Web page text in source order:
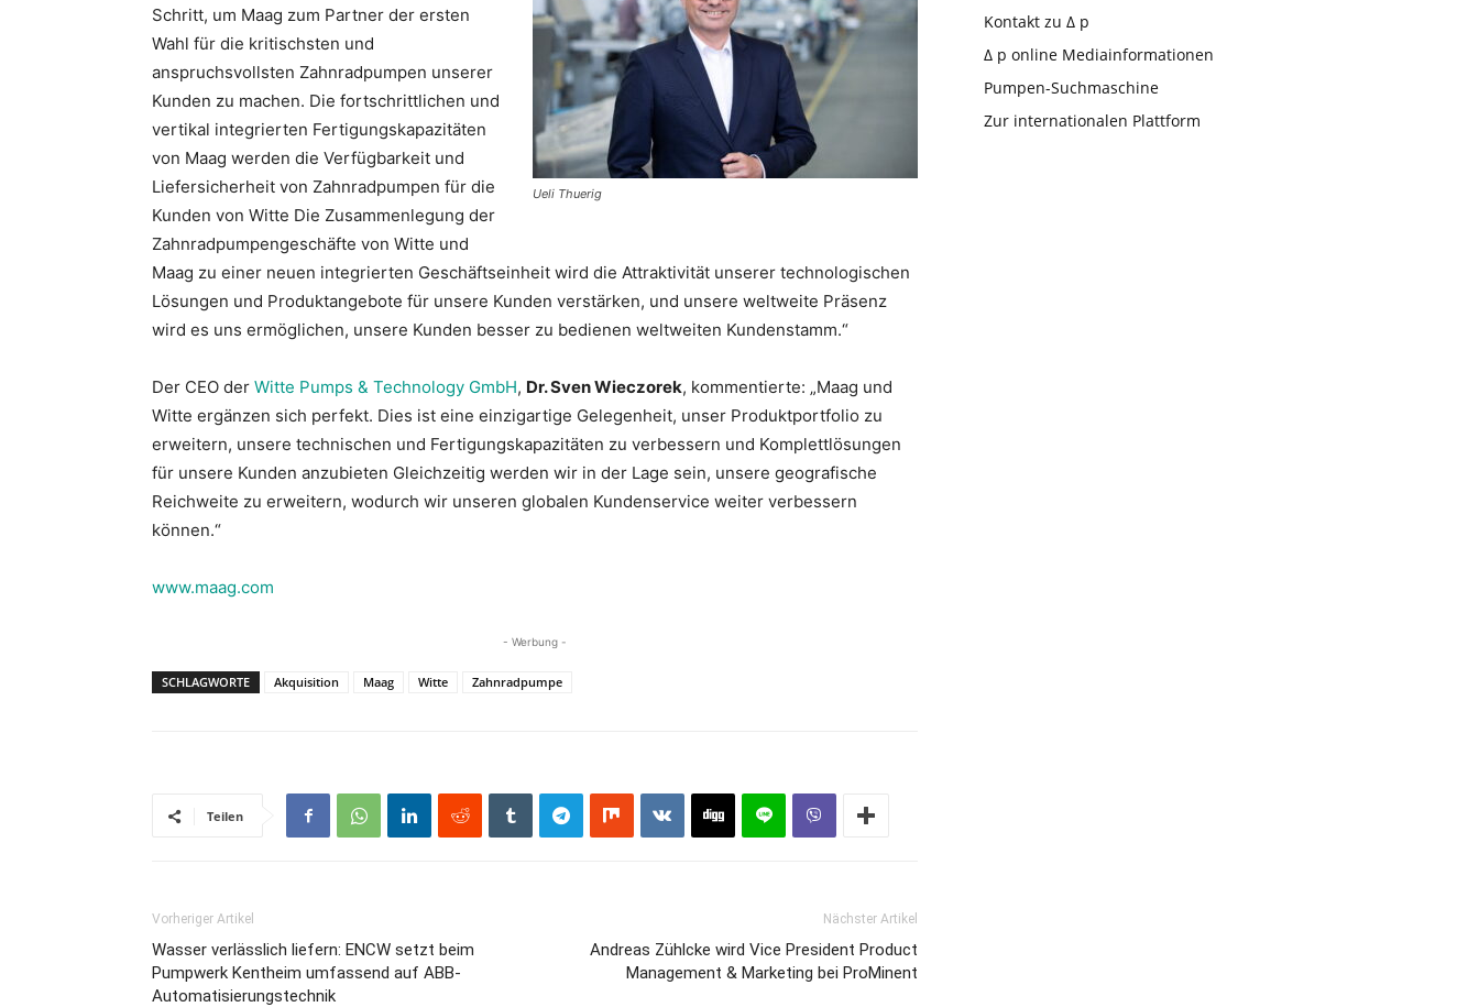
Ueli Thuerig
Schritt, um Maag zum Partner der ersten
Wahl für die kritischsten und
anspruchsvollsten Zahnradpumpen unserer
Kunden zu machen. Die fortschrittlichen und
vertikal integrierten Fertigungskapazitäten
von Maag werden die Verfügbarkeit und
Liefersicherheit von Zahnradpumpen für die
Kunden von Witte Die Zusammenlegung der
Zahnradpumpengeschäfte von Witte und
Maag zu einer neuen integrierten Geschäftseinheit wird die Attraktivität unserer technologischen
Lösungen und Produktangebote für unsere Kunden verstärken, und unsere weltweite Präsenz
wird es uns ermöglichen, unsere Kunden besser zu bedienen weltweiten Kundenstamm.“
Der CEO der Witte Pumps & Technology GmbH, Dr. Sven Wieczorek, kommentierte: „Maag und
Witte ergänzen sich perfekt. Dies ist eine einzigartige Gelegenheit, unser Produktportfolio zu
erweitern, unsere technischen und Fertigungskapazitäten zu verbessern und Komplettlösungen
für unsere Kunden anzubieten Gleichzeitig werden wir in der Lage sein, unsere geografische
Reichweite zu erweitern, wodurch wir unseren globalen Kundenservice weiter verbessern
können.“
www.maag.com
- Werbung -
SCHLAGWORTE Akquisition Maag Witte Zahnradpumpe
Teilen
Vorheriger Artikel
Wasser verlässlich liefern: ENCW setzt beim
Pumpwerk Kentheim umfassend auf ABB-
Automatisierungstechnik
Nächster Artikel
Andreas Zühlcke wird Vice President Product
Management & Marketing bei ProMinent
Kontakt zu Δ p
Δ p online Mediainformationen
Pumpen-Suchmaschine
Zur internationalen Plattform